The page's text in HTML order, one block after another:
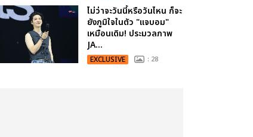
ไม่ว่าจะวันนี้หรือวันไหน ก็จะ
ยังภูมิใจในตัว "แจบอม"
เหมือนเดิม! ประมวลภาพ
JA...
EXCLUSIVE : 28